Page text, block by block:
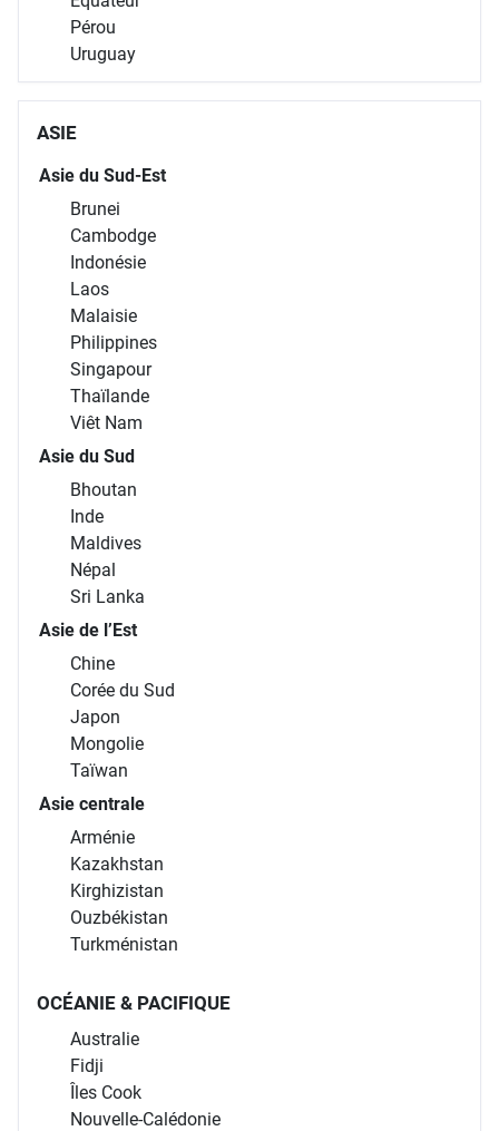
Pérou
Uruguay
ASIE
Asie du Sud-Est
Brunei
Cambodge
Indonésie
Laos
Malaisie
Philippines
Singapour
Thaïlande
Viêt Nam
Asie du Sud
Bhoutan
Inde
Maldives
Népal
Sri Lanka
Asie de l’Est
Chine
Corée du Sud
Japon
Mongolie
Taïwan
Asie centrale
Arménie
Kazakhstan
Kirghizistan
Ouzbékistan
Turkménistan
OCÉANIE & PACIFIQUE
Australie
Fidji
Îles Cook
Nouvelle-Calédonie